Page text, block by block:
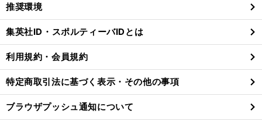
閉
る
推奨環境
集英社ID・スポルティーバIDとは
利用規約・会員規約
特定商取引法に基づく表示・その他の事項
ブラウザプッシュ通知について